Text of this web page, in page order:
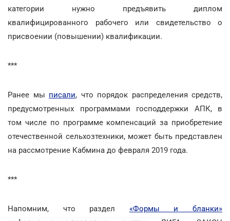
категории нужно предъявить диплом
квалифицированного рабочего или свидетельство о
присвоении (повышении) квалификации.
***
Ранее мы писали, что порядок распределения средств,
предусмотренных программами господдержки АПК, в
том числе по программе компенсаций за приобретение
отечественной сельхозтехники, может быть представлен
на рассмотрение Кабмина до февраля 2019 года.
***
Напомним, что раздел «Формы и бланки»